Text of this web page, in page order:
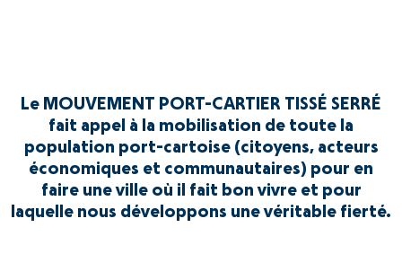
Le MOUVEMENT PORT-CARTIER TISSÉ SERRÉ
fait appel à la mobilisation de toute la
population port-cartoise (citoyens, acteurs
économiques et communautaires) pour en
faire une ville où il fait bon vivre et pour
laquelle nous développons une véritable fierté.